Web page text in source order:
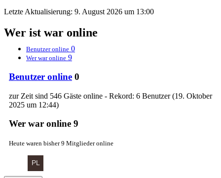
Letzte Aktualisierung: 9. August 2026 um 13:00
Wer ist war online
Benutzer online 0
Wer war online 9
Benutzer online 0
zur Zeit sind 546 Gäste online - Rekord: 6 Benutzer (19. Oktober
2025 um 12:44)
Wer war online 9
Heute waren bisher 9 Mitglieder online